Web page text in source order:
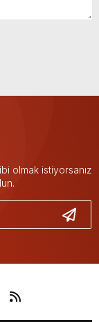
olmak istiyorsanız